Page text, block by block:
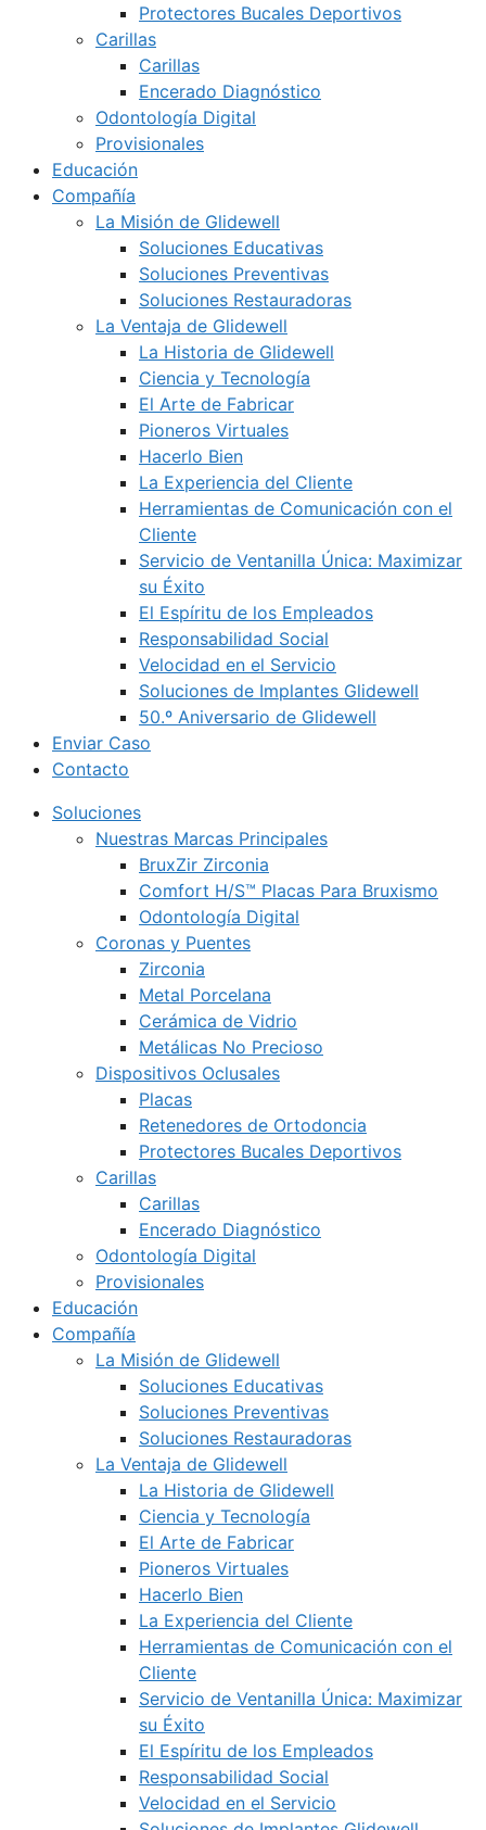
Protectores Bucales Deportivos
Carillas
Carillas
Encerado Diagnóstico
Odontología Digital
Provisionales
Educación
Compañía
La Misión de Glidewell
Soluciones Educativas
Soluciones Preventivas
Soluciones Restauradoras
La Ventaja de Glidewell
La Historia de Glidewell
Ciencia y Tecnología
El Arte de Fabricar
Pioneros Virtuales
Hacerlo Bien
La Experiencia del Cliente
Herramientas de Comunicación con el
Cliente
Servicio de Ventanilla Única: Maximizar
su Éxito
El Espíritu de los Empleados
Responsabilidad Social
Velocidad en el Servicio
Soluciones de Implantes Glidewell
50.º Aniversario de Glidewell
Enviar Caso
Contacto
Soluciones
Nuestras Marcas Principales
BruxZir Zirconia
Comfort H/S™ Placas Para Bruxismo
Odontología Digital
Coronas y Puentes
Zirconia
Metal Porcelana
Cerámica de Vidrio
Metálicas No Precioso
Dispositivos Oclusales
Placas
Retenedores de Ortodoncia
Protectores Bucales Deportivos
Carillas
Carillas
Encerado Diagnóstico
Odontología Digital
Provisionales
Educación
Compañía
La Misión de Glidewell
Soluciones Educativas
Soluciones Preventivas
Soluciones Restauradoras
La Ventaja de Glidewell
La Historia de Glidewell
Ciencia y Tecnología
El Arte de Fabricar
Pioneros Virtuales
Hacerlo Bien
La Experiencia del Cliente
Herramientas de Comunicación con el
Cliente
Servicio de Ventanilla Única: Maximizar
su Éxito
El Espíritu de los Empleados
Responsabilidad Social
Velocidad en el Servicio